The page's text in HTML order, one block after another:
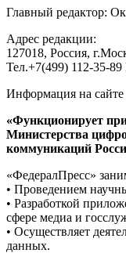
Главный редактор:
Адрес редакции:
127018, Россия,
Тел.+7(499) 112-35-89
Информация на сайте
«Функционирует
Министерства
коммуникаций
«ФедералПресс»
• Проведением
• Разработкой
сфере медиа и
• Осуществляет
данных.